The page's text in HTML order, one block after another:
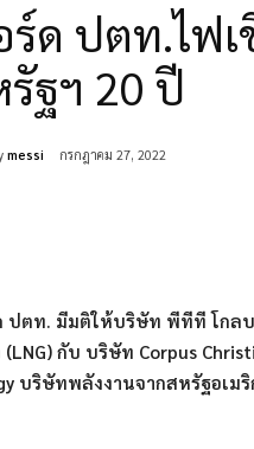
ด ปตท.ไฟเ
ฐฯ 20 ปี
messi กรกฎาคม 27, 2022
ปตท. มีมติให้บริษัท พีทีที โกลบ
(LNG) กับ บริษัท Corpus
บริษัทพลังงานจากสหรัฐอเม